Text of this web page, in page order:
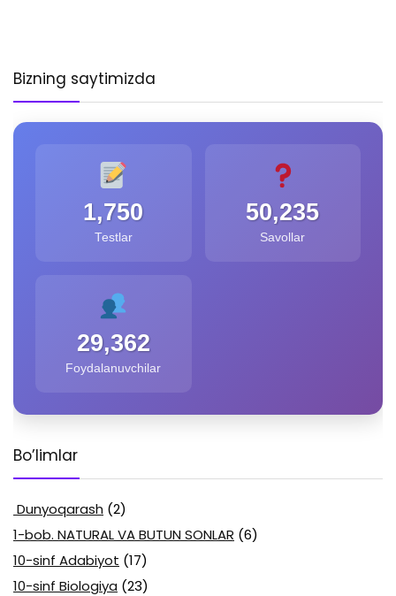
Bizning saytimizda
1,750
Testlar
50,235
Savollar
29,362
Foydalanuvchilar
Bo’limlar
Dunyoqarash (2)
1-bob. NATURAL VA BUTUN SONLAR (6)
10-sinf Adabiyot (17)
10-sinf Biologiya (23)